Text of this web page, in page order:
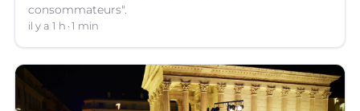
consommateurs".
il y a 1 h 1 min